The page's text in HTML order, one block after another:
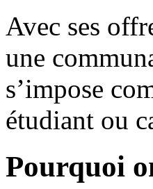
Avec ses
une
s’impose
étudiant ou
Pourquoi